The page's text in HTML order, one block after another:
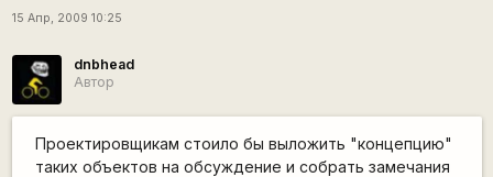
15 Апр, 2009 10:25
dnbhead
Автор
Проектировщикам стоило бы выложить "концепцию"
таких объектов на обсуждение и собрать замечания